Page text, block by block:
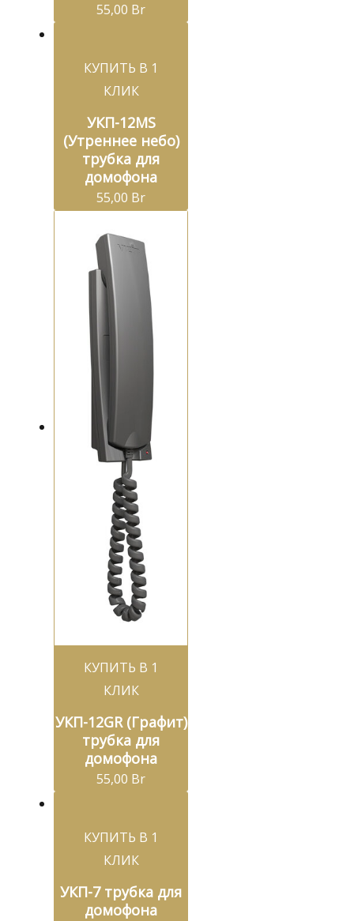
55,00 Br
КУПИТЬ В 1
КЛИК
УКП-12MS
(Утреннее небо)
трубка для
домофона
55,00 Br
КУПИТЬ В 1
КЛИК
УКП-12GR (Графит)
трубка для
домофона
55,00 Br
КУПИТЬ В 1
КЛИК
УКП-7 трубка для
домофона